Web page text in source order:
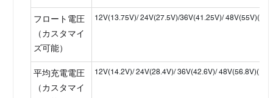
フロート電圧
（カスタマイ
ズ可能）
12V(13.75V)/ 24V(27.5V)/36V(41.25V)/ 48V(55V)(カ
平均充電電圧
（カスタマイ
12V(14.2V)/ 24V(28.4V)/ 36V(42.6V)/ 48V(56.8V)(カ